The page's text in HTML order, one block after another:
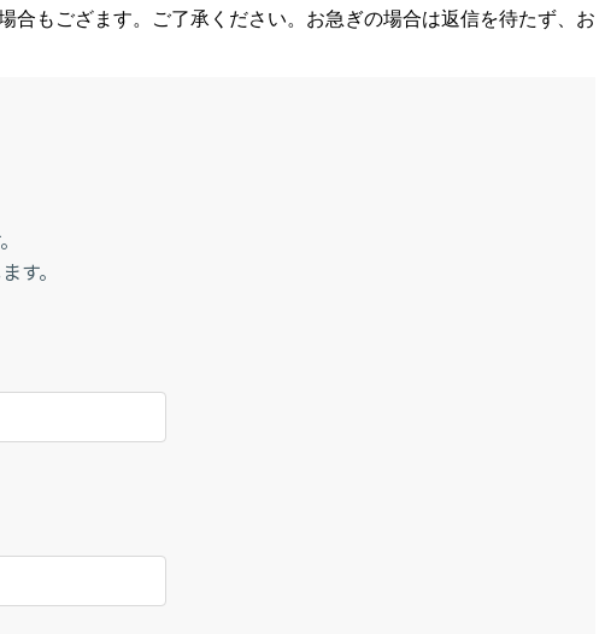
合もござます。ご了承ください。お急ぎの場合は返信を待たず、お